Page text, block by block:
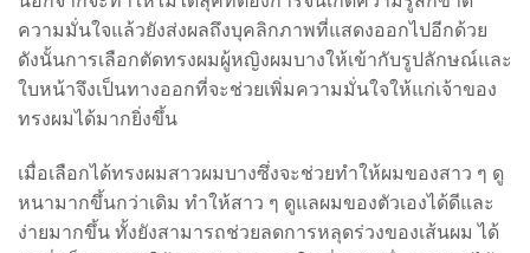
ความมั่นใจแล้วยังส่งผลถึงบุคลิกภาพที่แสดงออกไปอีกด้วย
ดังนั้นการเลือกตัดทรงผมผู้หญิงผมบางให้เข้ากับรูปลักษณ์และ
ใบหน้าจึงเป็นทางออกที่จะช่วยเพิ่มความมั่นใจให้แก่เจ้าของ
ทรงผมได้มากยิ่งขึ้น
เมื่อเลือกได้ทรงผมสาวผมบางซึ่งจะช่วยทำให้ผมของสาว ๆ ดู
หนามากขึ้นกว่าเดิม ทำให้สาว ๆ ดูแลผมของตัวเองได้ดีและ
ง่ายมากขึ้น ทั้งยังสามารถช่วยลดการหลุดร่วงของเส้นผม ได้